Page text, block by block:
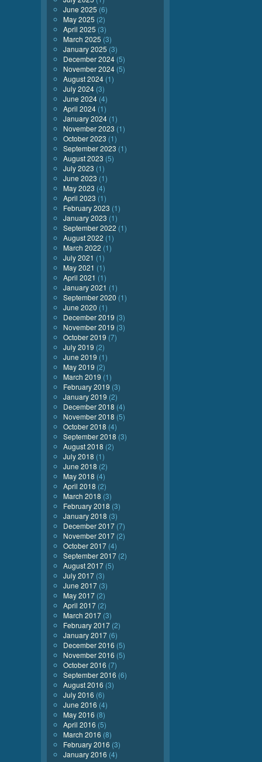
June 2025 (6)
May 2025 (2)
April 2025 (3)
March 2025 (3)
January 2025 (3)
December 2024 (5)
November 2024 (5)
August 2024 (1)
July 2024 (3)
June 2024 (4)
April 2024 (1)
January 2024 (1)
November 2023 (1)
October 2023 (1)
September 2023 (1)
August 2023 (5)
July 2023 (1)
June 2023 (1)
May 2023 (4)
April 2023 (1)
February 2023 (1)
January 2023 (1)
September 2022 (1)
August 2022 (1)
March 2022 (1)
July 2021 (1)
May 2021 (1)
April 2021 (1)
January 2021 (1)
September 2020 (1)
June 2020 (1)
December 2019 (3)
November 2019 (3)
October 2019 (7)
July 2019 (2)
June 2019 (1)
May 2019 (2)
March 2019 (1)
February 2019 (3)
January 2019 (2)
December 2018 (4)
November 2018 (5)
October 2018 (4)
September 2018 (3)
August 2018 (2)
July 2018 (1)
June 2018 (2)
May 2018 (4)
April 2018 (2)
March 2018 (3)
February 2018 (3)
January 2018 (3)
December 2017 (7)
November 2017 (2)
October 2017 (4)
September 2017 (2)
August 2017 (5)
July 2017 (3)
June 2017 (3)
May 2017 (2)
April 2017 (2)
March 2017 (3)
February 2017 (2)
January 2017 (6)
December 2016 (5)
November 2016 (5)
October 2016 (7)
September 2016 (6)
August 2016 (3)
July 2016 (6)
June 2016 (4)
May 2016 (8)
April 2016 (5)
March 2016 (8)
February 2016 (3)
January 2016 (4)